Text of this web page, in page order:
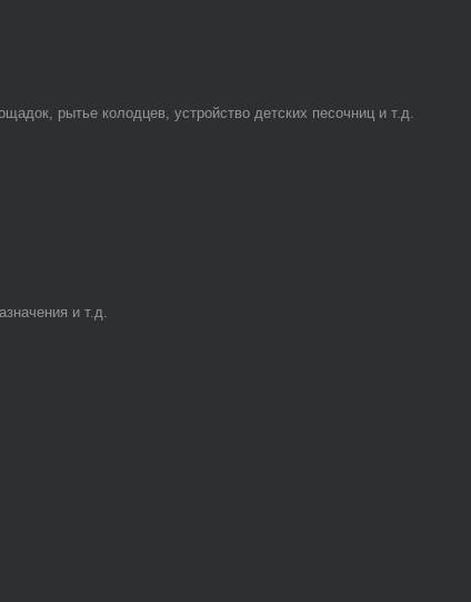
рытье колодцев, устройство детских песочниц и т.д.
и т.д.